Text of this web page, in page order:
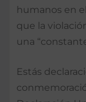
humanos en
que la
una
Estás